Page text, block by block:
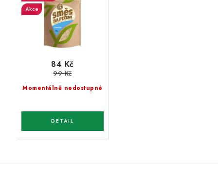
Akce
Momentálně nedostupné
84 Kč
99 Kč